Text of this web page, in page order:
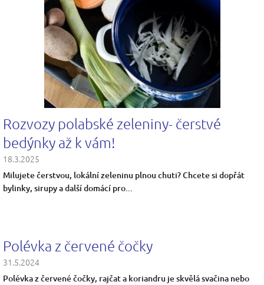
Rozvozy polabské zeleniny- čerstvé
bedýnky až k vám!
18.3.2025
Milujete čerstvou, lokální zeleninu plnou chuti? Chcete si dopřát
bylinky, sirupy a další domácí pro...
Polévka z červené čočky
31.5.2024
Polévka z červené čočky, rajčat a koriandru je skvělá svačina nebo